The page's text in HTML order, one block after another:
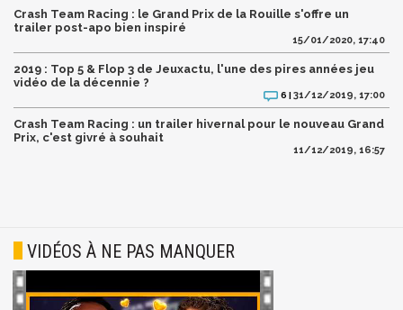
Crash Team Racing : le Grand Prix de la Rouille s'offre un
trailer post-apo bien inspiré
15/01/2020, 17:40
2019 : Top 5 & Flop 3 de Jeuxactu, l'une des pires années jeu
vidéo de la décennie ?
6 | 31/12/2019, 17:00
Crash Team Racing : un trailer hivernal pour le nouveau Grand
Prix, c'est givré à souhait
11/12/2019, 16:57
VIDÉOS À NE PAS MANQUER